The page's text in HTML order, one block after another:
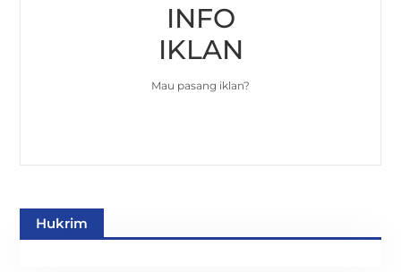
INFO
IKLAN
Mau pasang iklan?
Hukrim